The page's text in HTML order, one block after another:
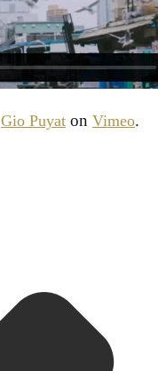
Gio Puyat on Vimeo.